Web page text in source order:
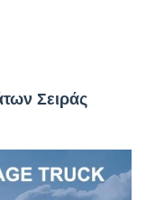
Σειράς